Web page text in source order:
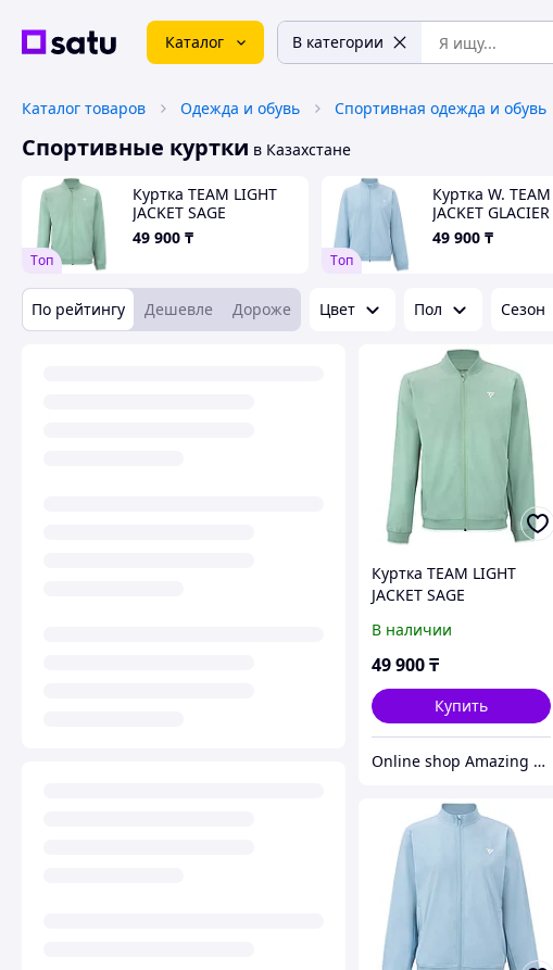
Каталог В категории
Каталог товаров Одежда и обувь Спортивная одежда и обувь
Спортивные куртки в Казахстане
Tоп
Куртка TEAM LIGHT
JACKET SAGE
49 900 ₸
Tоп
Куртка W.
JACKET GLACIER
49 900 ₸
По рейтингу Дешевле Дороже Цвет Пол Сезон
Куртка TEAM LIGHT
JACKET SAGE
В наличии
49 900₸
Купить
Online shop Amazing Store